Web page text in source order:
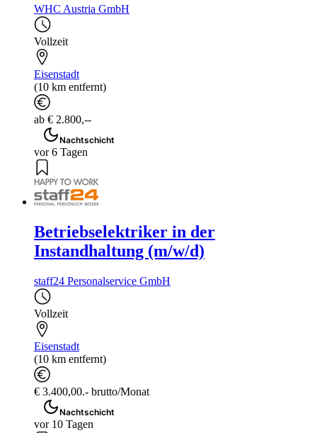
WHC Austria GmbH
Vollzeit
Eisenstadt
(10 km entfernt)
ab € 2.800,--
Nachtschicht
vor 6 Tagen
Betriebselektriker in der
Instandhaltung (m/w/d)
staff24 Personalservice GmbH
Vollzeit
Eisenstadt
(10 km entfernt)
€ 3.400,00.- brutto/Monat
Nachtschicht
vor 10 Tagen